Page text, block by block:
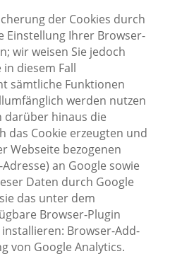
der Cookies durch
Einstellung Ihrer Browser-
wir weisen Sie jedoch
diesem Fall
sämtliche Funktionen
werden nutzen
darüber hinaus die
das Cookie erzeugten und
Webseite bezogenen
an Google sowie
Daten durch Google
das unter dem
Browser-Plugin
Browser-Add-
von Google Analytics.